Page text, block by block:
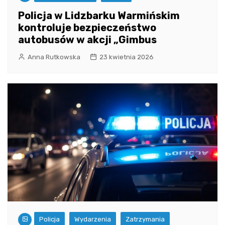
Policja w Lidzbarku Warmińskim
kontroluje bezpieczeństwo
autobusów w akcji „Gimbus
Anna Rutkowska 23 kwietnia 2026
Policja Wydarzenia Zatrzymania